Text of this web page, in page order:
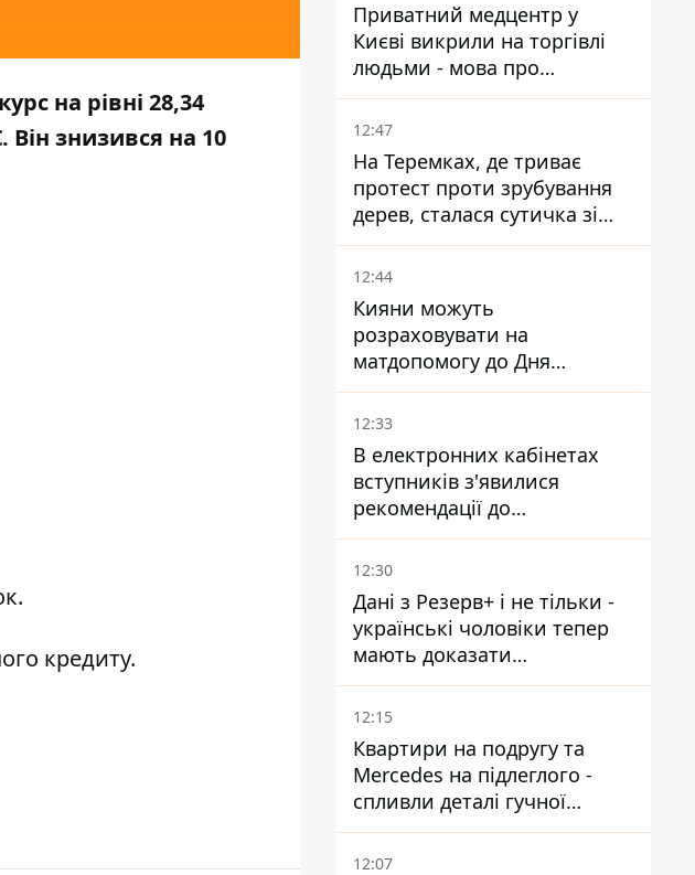
на рівні 28,34
Він знизився на 10
кредиту.
Приватний медцентр у
Києві викрили на торгівлі
людьми - мова про
сурогатне материнство
12:47
На Теремках, де триває
протест проти зрубування
дерев, сталася сутичка зі
спецназом поліції
12:44
Кияни можуть
розраховувати на
матдопомогу до Дня
незалежності - кому її
дадуть
12:33
В електронних кабінетах
вступників з'явилися
рекомендації до
зарахування на бакалаврат і
в магістратуру - що треба
встигнути до 11 серпня
12:30
Дані з Резерв+ і не тільки -
українські чоловіки тепер
мають доказати
непридатність до служби,
щоб отримати тимчасовий
12:15
Квартири на подругу та
Mercedes на підлеглого -
спливли деталі гучної
справи НАБУ проти
Стефанішиної
12:07